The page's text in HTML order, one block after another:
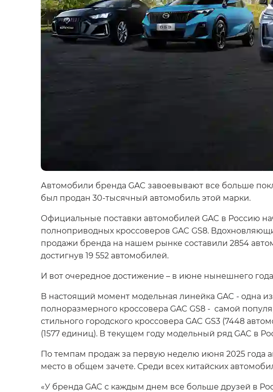
Автомобили бренда GAC завоевывают все больше
был продан 30-тысячный автомобиль этой марки.
Официальные поставки автомобилей GAC в Россию
полноприводных кроссоверов GAC GS8.
продажи бренда на нашем рынке составили 2854
достигнув 19 552 автомобилей.
И вот очередное достижение – в июне нынешнего
В настоящий момент модельная линейка GAC - одна
полноразмерного кроссовера GAC GS8 - самой
стильного городского кроссовера GAC GS3 (7448
(1577 единиц). В текущем году модельный ряд GAC в
По темпам продаж за первую неделю июня 2025 года
место в общем зачете. Среди всех китайских
«У бренда GAC с каждым днем все больше друзей в